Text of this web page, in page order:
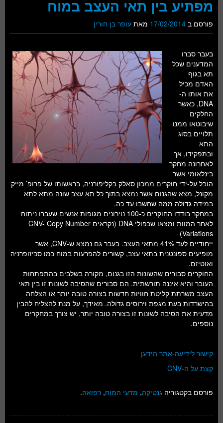
מפתיע בין תאי העצב במוח
פורסם ב 17/02/2014 מאת עופר בן חורין
בעבר סברו
המדענים שכל
תא בגוף
האדם מכיל
את אותו ה-
DNA, כאשר
החלקים
שיבוטאו ממנו
תלויים בסוג
התא
ובתפקידו, אך
לאחרונה מחקר
בינלאומי אשר
הובל על-ידי חוקרים ממכון סאלק בקליפורניה, בראשותו של פרופ’ מייק
מקונל, מצא שהגנום אשר נמצא בתוך כל תא עצב שונה מתא לתא
במידה גדולה ממה שחשבו עד כה.
במחקר בודדו החוקרים כ-100 נוירונים מגופות אנשים שעברו ניתוח
לאחר המוות ומצאו שכפולי DNA (נקראים CNV- Copy Number
Variations)
ייחודיים לעד 41% מתאי העצב. בעבר גם נמצא ש-CNV, אשר
מופיעים ספונטנית בתאי עצב, קשורים להפרעות במוח כמו סכיזופרניה
ואוטיזם.
החוקרים סבורים שהשונות הזו בגנום, מקורה בשלבים בהתפתחות
העובר והיא איננה תורשתית. הם סבורים שהסיבה לשונות זו בין תאי
העצב משרתת קליטת חוויות חדשות בצורה טובה יותר או הצלחה
בהישרדות בעת מגפת וירוסים גדולה. מאידך, על מנת להצליח להבין
מדעית את הסיבה לשונות זו בצורה טובה יותר, יש צורך במחקרים
נוספים.
קישור לידיעה-אתר הידען
קצת על ה-CNV
פורסם בקטגוריה גנטיקה, מדעי המוח, רפואה.